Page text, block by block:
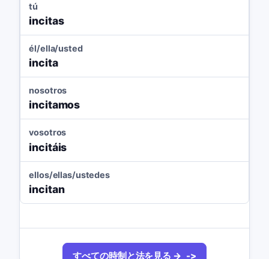
tú
incitas
él/ella/usted
incita
nosotros
incitamos
vosotros
incitáis
ellos/ellas/ustedes
incitan
すべての時制と法を見る →